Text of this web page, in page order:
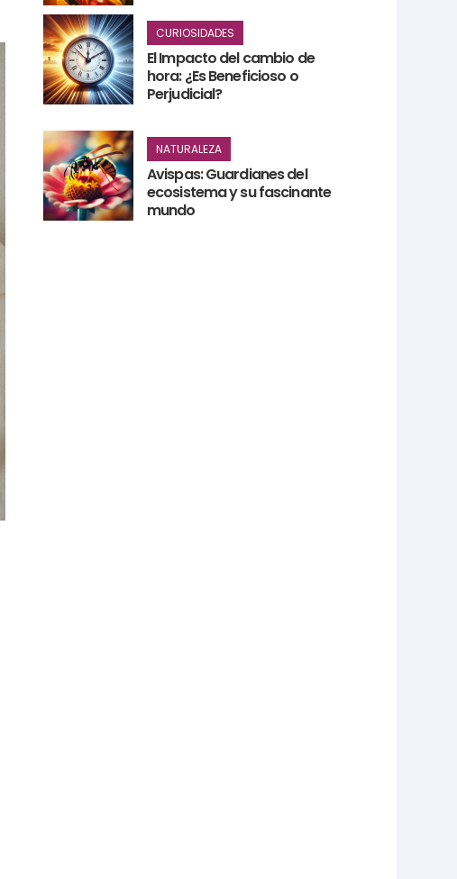
CURIOSIDADES
El Impacto del cambio de
hora: ¿Es Beneficioso o
Perjudicial?
NATURALEZA
Avispas: Guardianes del
ecosistema y su fascinante
mundo